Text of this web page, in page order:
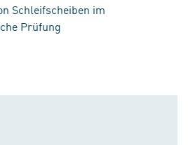
Schleifscheiben im
Prüfung